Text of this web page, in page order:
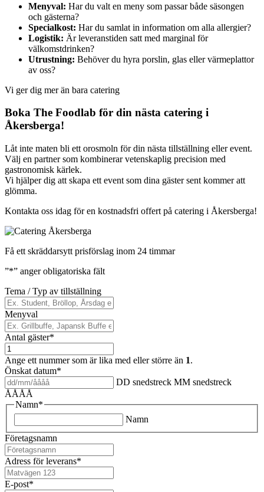
Menyval: Har du valt en meny som passar både säsongen
och gästerna?
Specialkost: Har du samlat in information om alla allergier?
Logistik: Är leveranstiden satt med marginal för
välkomstdrinken?
Utrustning: Behöver du hyra porslin, glas eller värmeplattor
av oss?
Vi ger dig mer än bara catering
Boka The Foodlab för din nästa catering i
Åkersberga!
Låt inte maten bli ett orosmoln för din nästa tillställning eller event.
Välj en partner som kombinerar vetenskaplig precision med
gastronomisk kärlek.
Vi hjälper dig att skapa ett event som dina gäster sent kommer att
glömma.
Kontakta oss idag för en kostnadsfri offert på catering i Åkersberga!
Få ett skräddarsytt prisförslag inom 24 timmar
”*” anger obligatoriska fält
Tema / Typ av tillställning
Menyval
Antal gäster*
Ange ett nummer som är lika med eller större än 1.
Önskat datum*
DD snedstreck MM snedstreck
ÅÅÅÅ
Namn*
Namn
Företagsnamn
Adress för leverans*
E-post*